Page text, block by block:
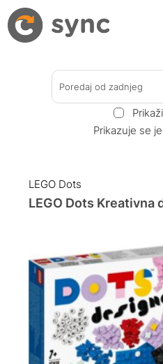
Poredaj od zadnjeg
Prikazuje se
LEGO Dots
LEGO Dots Kreativna